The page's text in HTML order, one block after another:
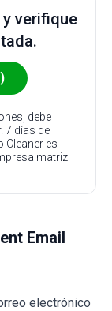
verifique
debe
7 días de
Cleaner es
matriz
Email
electrónico